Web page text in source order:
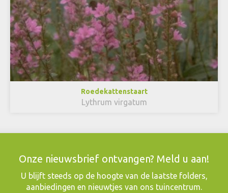
Roedekattenstaart
Lythrum virgatum
Onze nieuwsbrief ontvangen? Meld u aan!
​U blijft steeds op de hoogte van de laatste folders,
aanbiedingen en nieuwtjes van ons tuincentrum.